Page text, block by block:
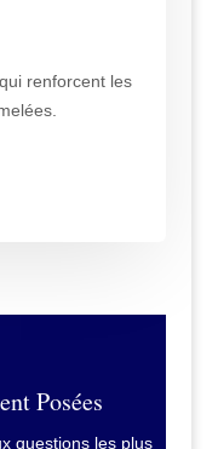
renforcent les
Posées
questions les plus